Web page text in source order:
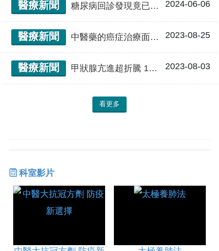
醫療新聞 糖尿病回診發現竟已慢性腎臟病第五期 中醫大附醫「中西醫合療」助六旬女擺脫洗腎人生 2024-06-06
醫療新聞 中醫藥的癌症治療面面觀 2023-08-25
醫療新聞 甲狀腺亢進超折騰 1個半月暴瘦14公斤 中西醫治療成功逆轉正常 無須再用藥 2023-08-03
看更多
科室影片